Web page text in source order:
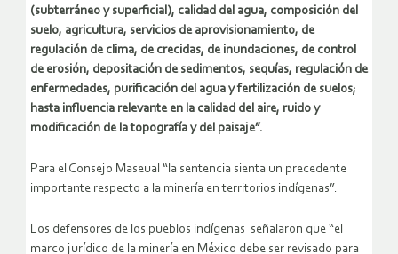
(subterráneo y superficial), calidad del agua, composición del
suelo, agricultura, servicios de aprovisionamiento, de
regulación de clima, de crecidas, de inundaciones, de control
de erosión, depositación de sedimentos, sequías, regulación de
enfermedades, purificación del agua y fertilización de suelos;
hasta influencia relevante en la calidad del aire, ruido y
modificación de la topografía y del paisaje”.
Para el Consejo Maseual “la sentencia sienta un precedente
importante respecto a la minería en territorios indígenas”.
Los defensores de los pueblos indígenas señalaron que “el
marco jurídico de la minería en México debe ser revisado para